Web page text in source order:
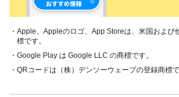
・Apple、Appleのロゴ、App Storeは、米国および
標です。
・Google Play は Google LLC の商標です。
・QRコードは（株）デンソーウェーブの登録商標で